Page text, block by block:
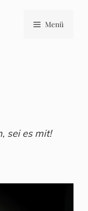
Menü
sei es mit!